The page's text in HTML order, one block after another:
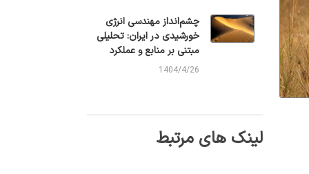
چشم‌انداز مهندسی انرژی
خورشیدی در ایران: تحلیلی
مبتنی بر منابع و عملکرد
1404/4/26
لینک های مرتبط